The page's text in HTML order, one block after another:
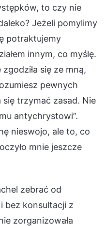
to czy nie
Jeżeli pomylimy
potraktujemy
innym, co myślę.
się ze mną,
pewnych
trzymać zasad. Nie
antychrystowi”.
nieswojo, ale to, co
mnie jeszcze
zebrać od
bez konsultacji z
zorganizowała